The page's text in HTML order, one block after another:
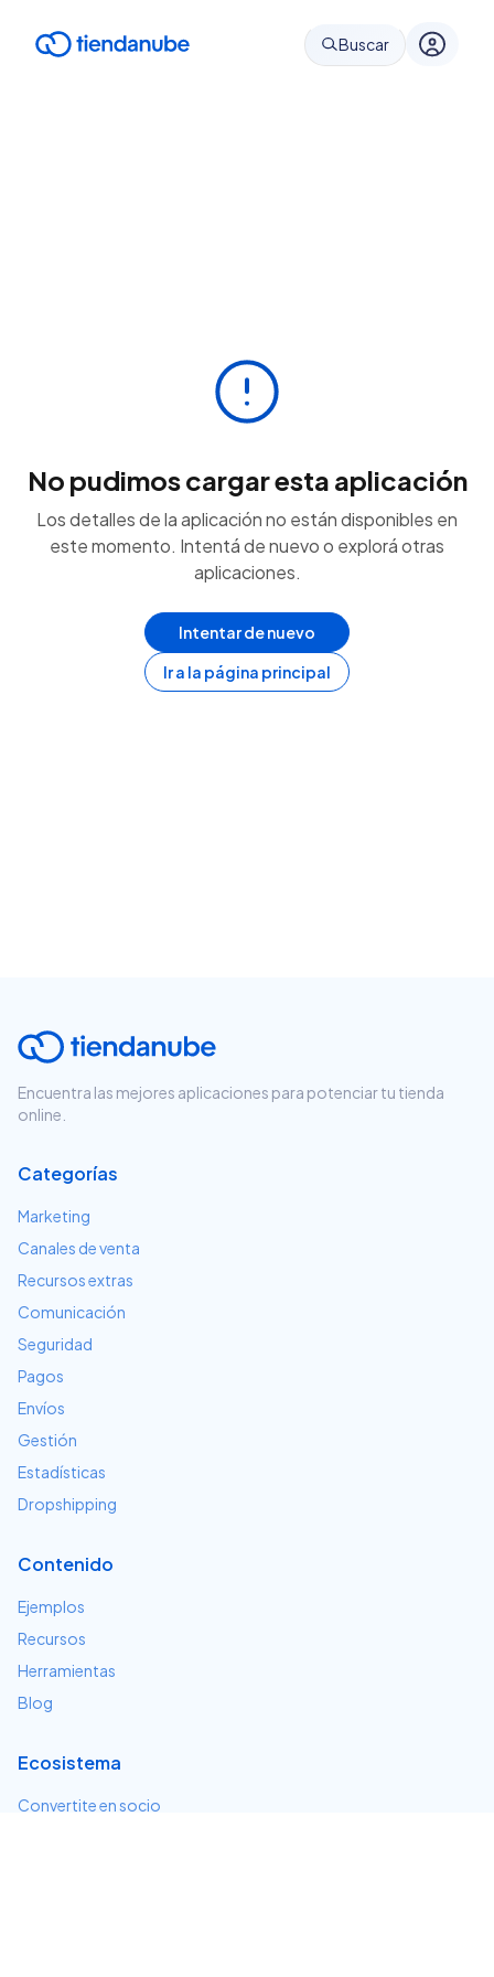
Buscar
No pudimos cargar esta aplicación
Los detalles de la aplicación no están disponibles en
este momento. Intentá de nuevo o explorá otras
aplicaciones.
Intentar de nuevo
Ir a la página principal
Encuentra las mejores aplicaciones para potenciar tu tienda
online.
Categorías
Marketing
Canales de venta
Recursos extras
Comunicación
Seguridad
Pagos
Envíos
Gestión
Estadísticas
Dropshipping
Contenido
Ejemplos
Recursos
Herramientas
Blog
Ecosistema
Convertite en socio